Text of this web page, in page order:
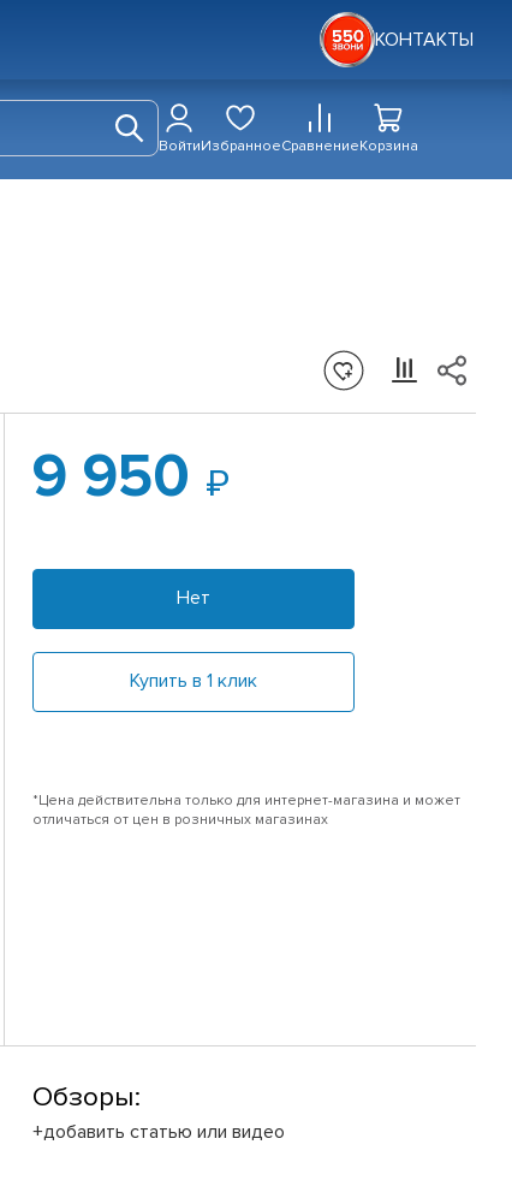
КОНТАКТЫ
ВойтиИзбранноеСравнениеКорзина
9 950
Нет
Купить в 1 клик
*Цена действительна только для интернет-магазина и может
отличаться от цен в розничных магазинах
Обзоры:
+добавить статью или видео